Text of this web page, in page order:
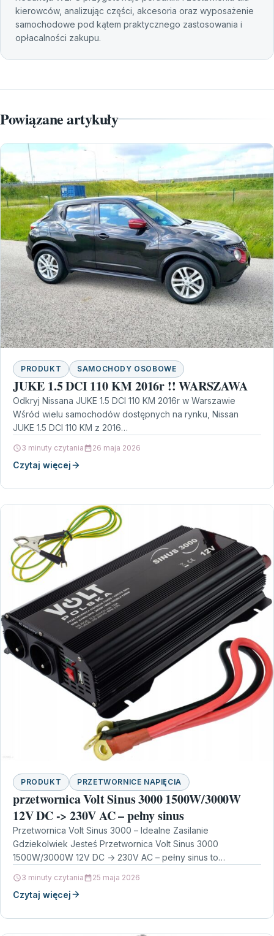
kierowców, analizując części, akcesoria oraz wyposażenie
samochodowe pod kątem praktycznego zastosowania i
opłacalności zakupu.
Powiązane artykuły
PRODUKT SAMOCHODY OSOBOWE
JUKE 1.5 DCI 110 KM 2016r !! WARSZAWA
Odkryj Nissana JUKE 1.5 DCI 110 KM 2016r w Warszawie
Wśród wielu samochodów dostępnych na rynku, Nissan
JUKE 1.5 DCI 110 KM z 2016…
3 minuty czytania 26 maja 2026
Czytaj więcej
PRODUKT PRZETWORNICE NAPIĘCIA
przetwornica Volt Sinus 3000 1500W/3000W
12V DC -> 230V AC – pełny sinus
Przetwornica Volt Sinus 3000 – Idealne Zasilanie
Gdziekolwiek Jesteś Przetwornica Volt Sinus 3000
1500W/3000W 12V DC -> 230V AC – pełny sinus to
3 minuty czytania 25 maja 2026
Czytaj więcej